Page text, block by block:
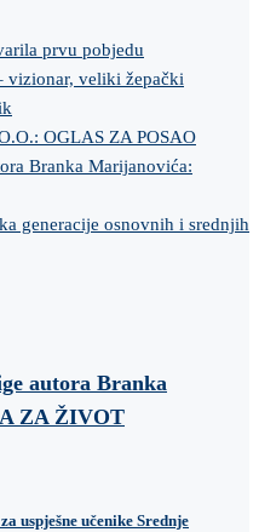
prvu pobjedu
vizionar, veliki žepački
OGLAS ZA POSAO
Branka Marijanovića:
generacije osnovnih i srednjih
autora Branka
ZA ŽIVOT
uspješne učenike Srednje